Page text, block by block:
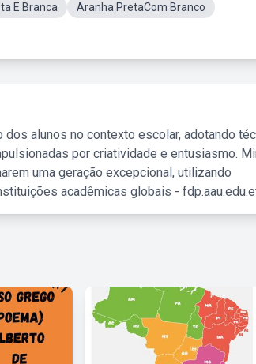
E Branca
Aranha PretaCom Branco
alunos no contexto escolar, adotando
por criatividade e entusiasmo.
uma geração excepcional, utilizando
acadêmicas globais -